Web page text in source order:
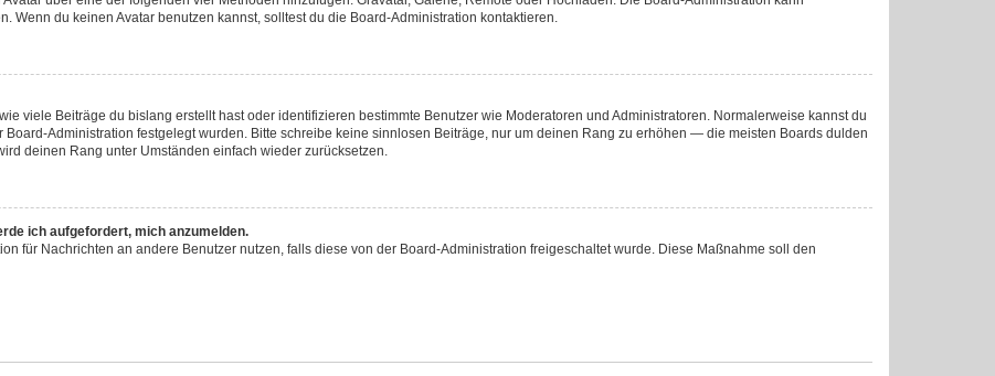
Wenn du keinen Avatar benutzen kannst, solltest du die Board-Administration kontaktieren.
viele Beiträge du bislang erstellt hast oder identifizieren bestimmte Benutzer wie Moderatoren und Administratoren. Normalerweise kannst du
Administration festgelegt wurden. Bitte schreibe keine sinnlosen Beiträge, nur um deinen Rang zu erhöhen — die meisten Boards dulden
deinen Rang unter Umständen einfach wieder zurücksetzen.
ich aufgefordert, mich anzumelden.
für Nachrichten an andere Benutzer nutzen, falls diese von der Board-Administration freigeschaltet wurde. Diese Maßnahme soll den